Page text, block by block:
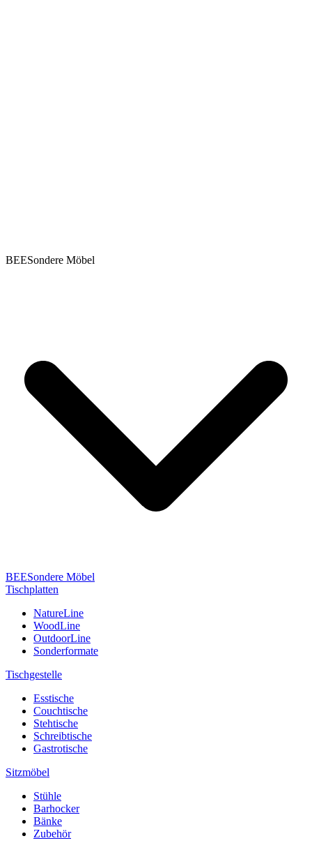
BEESondere Möbel
BEESondere Möbel
Tischplatten
NatureLine
WoodLine
OutdoorLine
Sonderformate
Tischgestelle
Esstische
Couchtische
Stehtische
Schreibtische
Gastrotische
Sitzmöbel
Stühle
Barhocker
Bänke
Zubehör